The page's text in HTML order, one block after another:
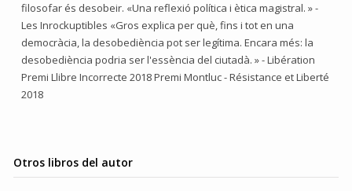
filosofar és desobeir. «Una reflexió política i ètica magistral. » -
Les Inrockuptibles «Gros explica per què, fins i tot en una
democràcia, la desobediència pot ser legítima. Encara més: la
desobediència podria ser l'essència del ciutadà. » - Libération
Premi Llibre Incorrecte 2018 Premi Montluc - Résistance et Liberté
2018
Otros libros del autor